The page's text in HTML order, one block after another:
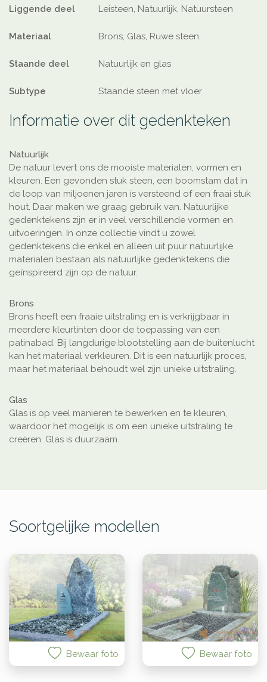
Liggende deel Leisteen, Natuurlijk, Natuursteen
Materiaal Brons, Glas, Ruwe steen
Staande deel Natuurlijk en glas
Subtype Staande steen met vloer
Informatie over dit gedenkteken
Natuurlijk
De natuur levert ons de mooiste materialen, vormen en
kleuren. Een gevonden stuk steen, een boomstam dat in
de loop van miljoenen jaren is versteend of een fraai stuk
hout. Daar maken we graag gebruik van. Natuurlijke
gedenktekens zijn er in veel verschillende vormen en
uitvoeringen. In onze collectie vindt u zowel
gedenktekens die enkel en alleen uit puur natuurlijke
materialen bestaan als natuurlijke gedenktekens die
geïnspireerd zijn op de natuur.
Brons
Brons heeft een fraaie uitstraling en is verkrijgbaar in
meerdere kleurtinten door de toepassing van een
patinabad. Bij langdurige blootstelling aan de buitenlucht
kan het materiaal verkleuren. Dit is een natuurlijk proces,
maar het materiaal behoudt wel zijn unieke uitstraling.
Glas
Glas is op veel manieren te bewerken en te kleuren,
waardoor het mogelijk is om een unieke uitstraling te
creëren. Glas is duurzaam.
Soortgelijke modellen
Bewaar foto Bewaar foto